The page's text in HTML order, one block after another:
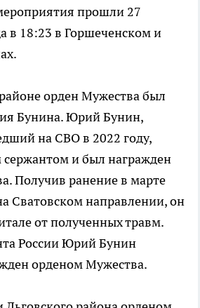
прошли 27
в 18:23 в Горшеченском и
орден Мужества был
Бунина. Юрий Бунин,
на СВО в 2022 году,
и был награжден
Получив ранение в марте
Сватовском направлении, он
от полученных травм.
России Юрий Бунин
орденом Мужества.